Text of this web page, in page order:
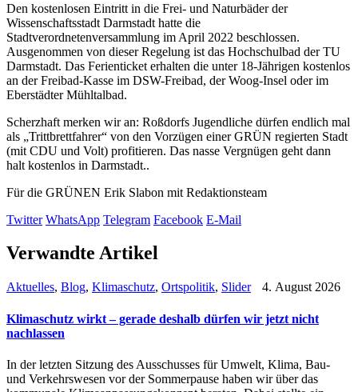
Den kostenlosen Eintritt in die Frei- und Naturbäder der
Wissenschaftsstadt Darmstadt hatte die
Stadtverordnetenversammlung im April 2022 beschlossen.
Ausgenommen von dieser Regelung ist das Hochschulbad der TU
Darmstadt. Das Ferienticket erhalten die unter 18-Jährigen kostenlos
an der Freibad-Kasse im DSW-Freibad, der Woog-Insel oder im
Eberstädter Mühltalbad.
Scherzhaft merken wir an: Roßdorfs Jugendliche dürfen endlich mal
als „Trittbrettfahrer“ von den Vorzügen einer GRÜN regierten Stadt
(mit CDU und Volt) profitieren. Das nasse Vergnügen geht dann
halt kostenlos in Darmstadt..
Für die GRÜNEN Erik Slabon mit Redaktionsteam
Twitter WhatsApp Telegram Facebook E-Mail
Verwandte Artikel
Aktuelles, Blog, Klimaschutz, Ortspolitik, Slider 4. August 2026
Klimaschutz wirkt – gerade deshalb dürfen wir jetzt nicht
nachlassen
In der letzten Sitzung des Ausschusses für Umwelt, Klima, Bau-
und Verkehrswesen vor der Sommerpause haben wir über das